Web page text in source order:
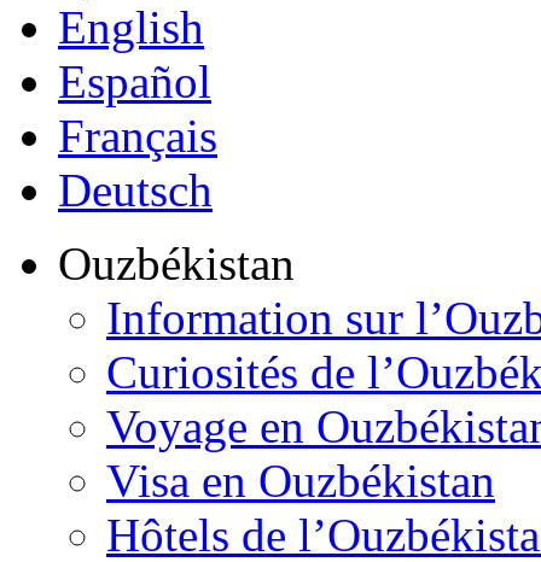
English
Español
Français
Deutsch
Ouzbékistan
Information sur
Curiosités de
Voyage en
Visa en Ouzbékistan
Hôtels de